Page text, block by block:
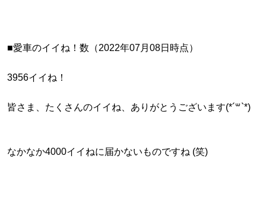
■愛車のイイね！数（2022年07月08日時点）
3956イイね！
皆さま、たくさんのイイね、ありがとうございます(*´꒳`*)
なかなか4000イイねに届かないものですね (笑)